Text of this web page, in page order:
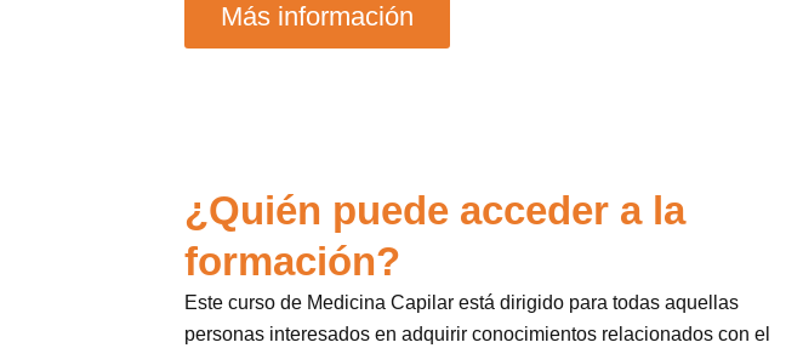
Más información
¿Quién puede acceder a la
formación?
Este curso de Medicina Capilar está dirigido para todas aquellas
personas interesados en adquirir conocimientos relacionados con el